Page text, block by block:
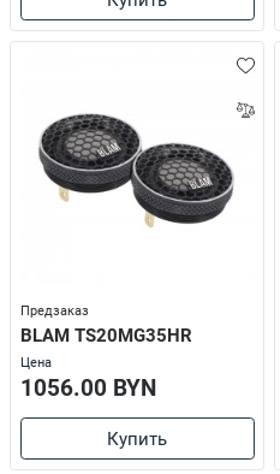
Предзаказ
BLAM TS20MG35HR
Цена
1056.00 BYN
Купить